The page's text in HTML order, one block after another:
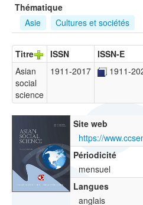
Recherche
avancée
EN
ES
?
Thématique
Asie
Cultures et sociétés
Titre ISSN ISSN-E
Asian
social
science
1911-2017 1911-
Site web
https://
Périodicité
mensuel
Langues
anglais